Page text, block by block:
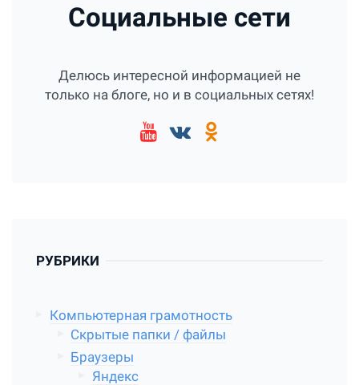
Социальные сети
Делюсь интересной информацией не
только на блоге, но и в социальных сетях!
РУБРИКИ
Компьютерная грамотность
Скрытые папки / файлы
Браузеры
Яндекс